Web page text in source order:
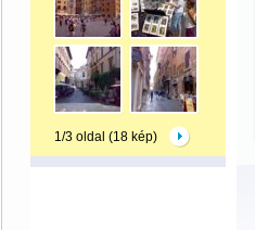
1/3 oldal (18 kép)